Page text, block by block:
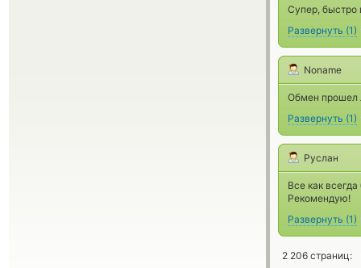
Супер, быстро
Развернуть (1)
Noname
Обмен прошел
Развернуть (1)
Руслан
Все как
Рекомендую!
Развернуть (1)
2 206 страниц: